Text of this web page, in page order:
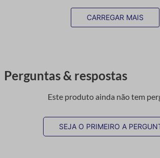
CARREGAR MAIS
Perguntas & respostas
Este produto ainda não tem
SEJA O PRIMEIRO A